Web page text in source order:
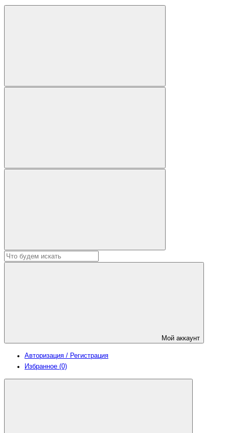
Мой аккаунт
Авторизация / Регистрация
Избранное (0)